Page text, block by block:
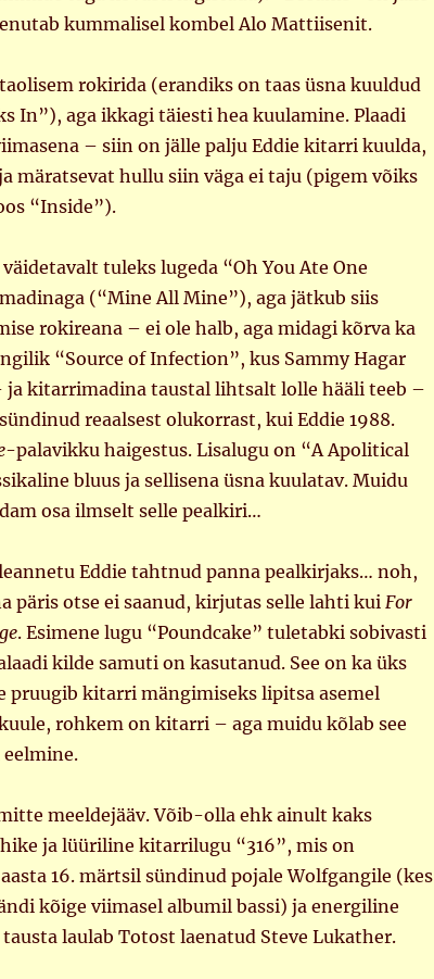
kummalisel kombel Alo Mattiisenit.
rokirida (erandiks on taas üsna kuuldud
In”), aga ikkagi täiesti hea kuulamine. Plaadi
– siin on jälle palju Eddie kitarri kuulda,
märatsevat hullu siin väga ei taju (pigem võiks
“Inside”).
tuleks lugeda “Oh You Ate One
(“Mine All Mine”), aga jätkub siis
rokireana – ei ole halb, aga midagi kõrva ka
“Source of Infection”, kus Sammy Hagar
kitarrimadina taustal lihtsalt lolle hääli teeb –
reaalsest olukorrast, kui Eddie 1988.
-palavikku haigestus. Lisalugu on “A Apolitical
bluus ja sellisena üsna kuulatav. Muidu
osa ilmselt selle pealkiri…
Eddie tahtnud panna pealkirjaks… noh,
päris otse ei saanud, kirjutas selle lahti kui For
. Esimene lugu “Poundcake” tuletabki sobivasti
kilde samuti on kasutanud. See on ka üks
pruugib kitarri mängimiseks lipitsa asemel
rohkem on kitarri – aga muidu kõlab see
meeldejääv. Võib-olla ehk ainult kaks
ja lüüriline kitarrilugu “316”, mis on
16. märtsil sündinud pojale Wolfgangile (kes
kõige viimasel albumil bassi) ja energiline
laulab Totost laenatud Steve Lukather.